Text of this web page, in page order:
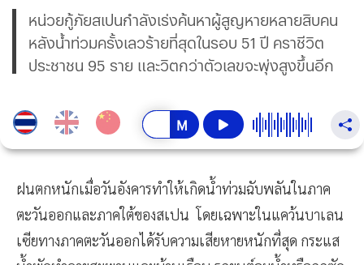
หน่วยกู้ภัยสเปนกำลังเร่งค้นหาผู้สูญหายหลายสิบคน
หลังน้ำท่วมครั้งเลวร้ายที่สุดในรอบ 51 ปี คราชีวิต
ประชาชน 95 ราย และวิตกว่าตัวเลขจะพุ่งสูงขึ้นอีก
ฝนตกหนักเมื่อวันอังคารทำให้เกิดน้ำท่วมฉับพลันในภาค
ตะวันออกและภาคใต้ของสเปน โดยเฉพาะในแคว้นบาเลน
เซียทางภาคตะวันออกได้รับความเสียหายหนักที่สุด กระแส